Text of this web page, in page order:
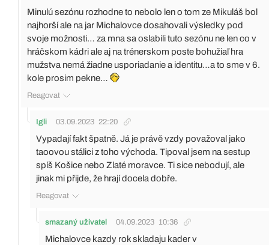
Minulú sezónu rozhodne to nebolo len o tom ze Mikuláš bol
najhorší ale na jar Michalovce dosahovali výsledky pod
svoje možnosti… za mna sa oslabili tuto sezónu ne len co v
hráčskom kádri ale aj na trénerskom poste bohužiaľ hra
mužstva nemá žiadne usporiadanie a identitu…a to sme v 6.
kole prosim pekne…
Reagovat
Igli 03.09.2023 22:20
Vypadají fakt špatně. Já je právě vzdy považoval jako
taoovou stálici z toho východa. Tipoval jsem na sestup
spíš Košice nebo Zlaté moravce. Ti sice nebodují, ale
jinak mi přijde, že hrají docela dobře.
Reagovat
smazaný uživatel 04.09.2023 10:36
Michalovce kazdy rok skladaju kader v